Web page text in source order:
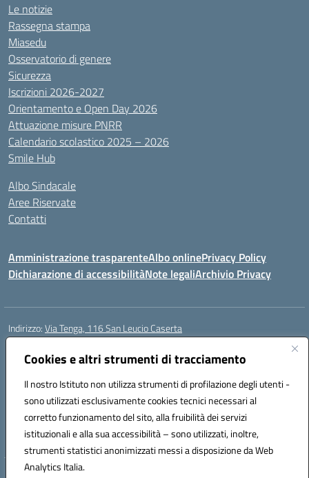
Cookies e altri strumenti di tracciamento
Il nostro Istituto non utilizza strumenti di profilazione degli utenti -
sono utilizzati esclusivamente cookies tecnici necessari al
corretto funzionamento del sito, alla fruibilità dei servizi
istituzionali e alla sua accessibilità – sono utilizzati, inoltre,
strumenti statistici anonimizzati messi a disposizione da Web
Analytics Italia.
Le notizie
Rassegna stampa
Miasedu
Osservatorio di genere
Sicurezza
Iscrizioni 2026-2027
Orientamento e Open Day 2026
Attuazione misure PNRR
Calendario scolastico 2025 – 2026
Smile Hub
Albo Sindacale
Aree Riservate
Contatti
Amministrazione trasparenteAlbo onlinePrivacy Policy
Dichiarazione di accessibilitàNote legaliArchivio Privacy
Indirizzo:Via Tenga, 116 San Leucio Caserta
Centralino:
Posta elettronica certificata (PEC):ceis042009@pec.istruzione.it
Codice fiscale: 93098380616
Codice meccanografico:CEIS042009
Codice Indice delle Pubbliche Amministrazioni (IPA): islasleu
Codice unico di fatturazione (CUF): UFLTNX